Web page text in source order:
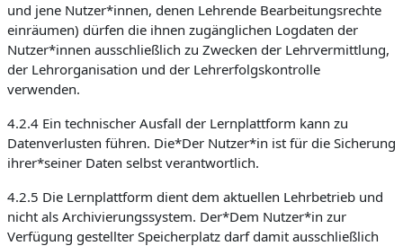
und jene Nutzer*innen, denen Lehrende Bearbeitungsrechte
einräumen) dürfen die ihnen zugänglichen Logdaten der
Nutzer*innen ausschließlich zu Zwecken der Lehrvermittlung,
der Lehrorganisation und der Lehrerfolgskontrolle
verwenden.
4.2.4 Ein technischer Ausfall der Lernplattform kann zu
Datenverlusten führen. Die*Der Nutzer*in ist für die Sicherung
ihrer*seiner Daten selbst verantwortlich.
4.2.5 Die Lernplattform dient dem aktuellen Lehrbetrieb und
nicht als Archivierungssystem. Der*Dem Nutzer*in zur
Verfügung gestellter Speicherplatz darf damit ausschließlich